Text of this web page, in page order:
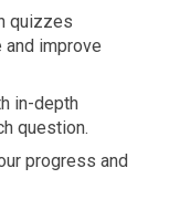
quizzes
improve
in-depth
question.
progress and